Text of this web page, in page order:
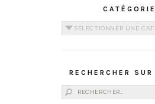
Catégories
RECHERCHER
Rechercher :